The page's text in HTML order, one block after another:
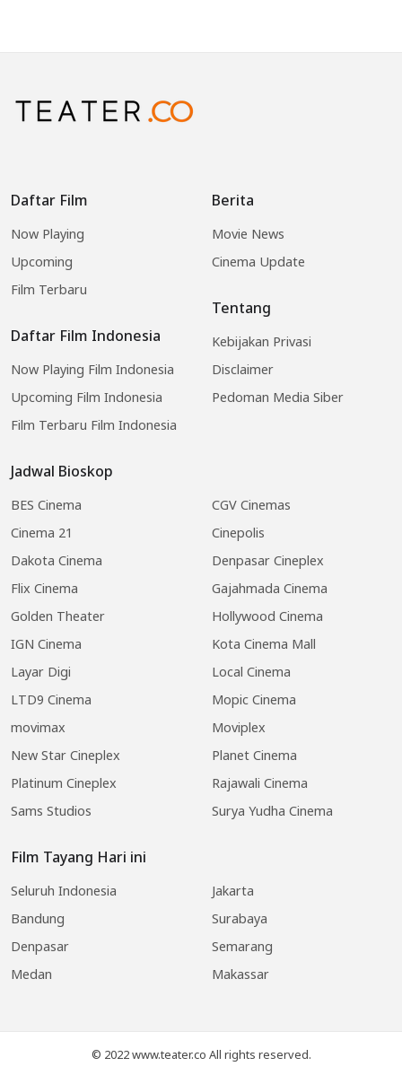
Daftar Film
Now Playing
Upcoming
Film Terbaru
Daftar Film Indonesia
Now Playing Film Indonesia
Upcoming Film Indonesia
Film Terbaru Film Indonesia
Jadwal Bioskop
BES Cinema
CGV Cinemas
Cinema 21
Cinepolis
Dakota Cinema
Denpasar Cineplex
Flix Cinema
Gajahmada Cinema
Golden Theater
Hollywood Cinema
IGN Cinema
Kota Cinema Mall
Layar Digi
Local Cinema
LTD9 Cinema
Mopic Cinema
movimax
Moviplex
New Star Cineplex
Planet Cinema
Platinum Cineplex
Rajawali Cinema
Sams Studios
Surya Yudha Cinema
Film Tayang Hari ini
Seluruh Indonesia
Jakarta
Bandung
Surabaya
Denpasar
Semarang
Medan
Makassar
Berita
Movie News
Cinema Update
Tentang
Kebijakan Privasi
Disclaimer
Pedoman Media Siber
© 2022 www.teater.co All rights reserved.